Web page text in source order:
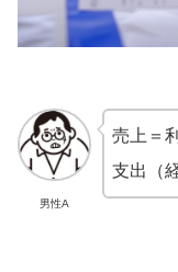
男性A
売上＝
支出（